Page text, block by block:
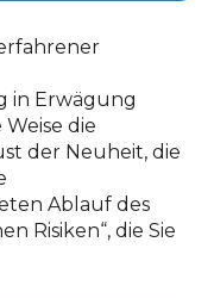
in Erwägung
die
der Neuheit, die
Ablauf des
Risiken“, die Sie